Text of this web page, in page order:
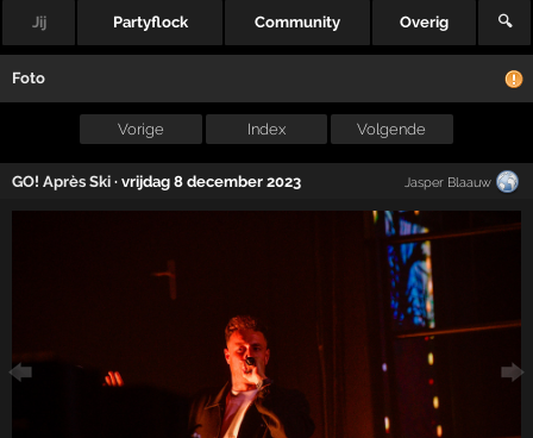
Jij Partyflock Community Overig 🔍
Foto
Vorige Index Volgende
GO! Après Ski ·vrijdag 8 december 2023 Jasper Blaauw